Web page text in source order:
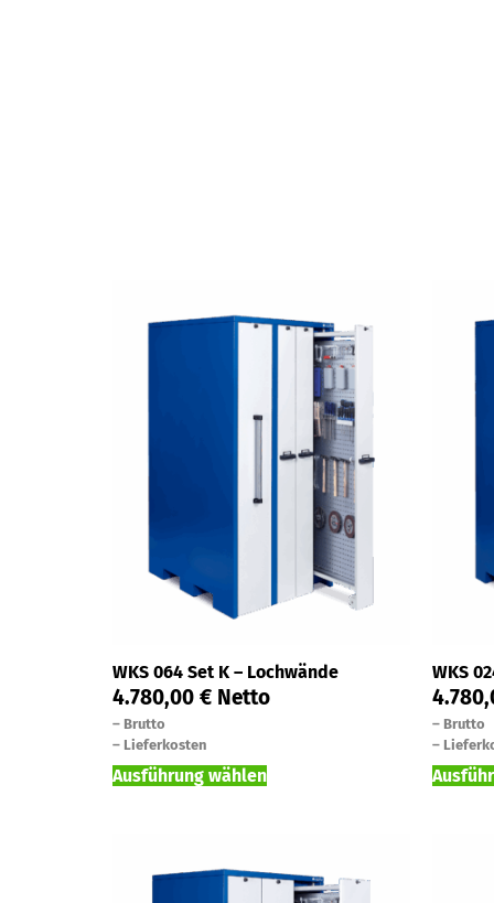
WKS 064 Set K – Lochwände
4.780,00 € Netto
– Brutto
– Lieferkosten
Ausführung wählen
WKS
– Brutto
–